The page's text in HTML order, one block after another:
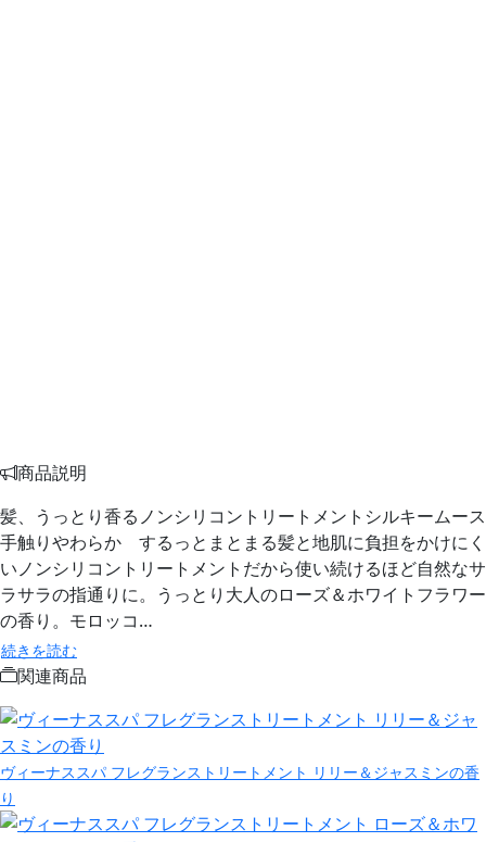
商品説明
髪、うっとり香るノンシリコントリートメントシルキームース
手触りやわらか するっとまとまる髪と地肌に負担をかけにく
いノンシリコントリートメントだから使い続けるほど自然なサ
ラサラの指通りに。うっとり大人のローズ＆ホワイトフラワー
の香り。モロッコ…
続きを読む
関連商品
ヴィーナススパ フレグランストリートメント リリー＆ジャスミンの香
り